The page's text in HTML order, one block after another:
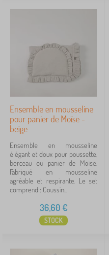
Ensemble en mousseline
pour panier de Moïse -
beige
Ensemble en mousseline
élégant et doux pour poussette,
berceau ou panier de Moïse.
Fabriqué en mousseline
agréable et respirante. Le set
comprend : Coussin...
36,60 €
STOCK